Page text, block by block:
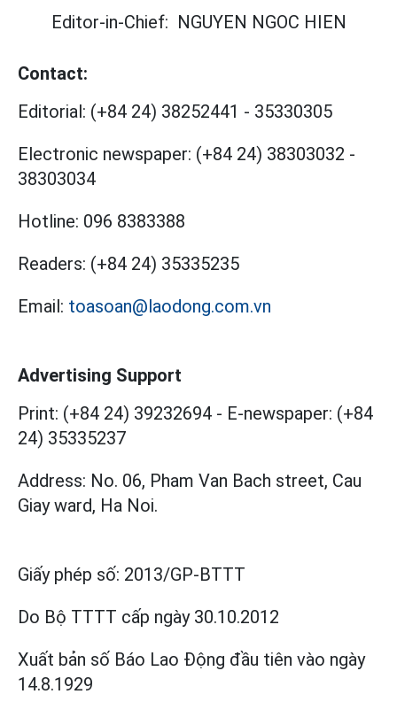
Editor-in-Chief: NGUYEN NGOC HIEN
Contact:
Editorial: (+84 24) 38252441 - 35330305
Electronic newspaper: (+84 24) 38303032 -
38303034
Hotline: 096 8383388
Readers: (+84 24) 35335235
Email: toasoan@laodong.com.vn
Advertising Support
Print: (+84 24) 39232694 - E-newspaper: (+84
24) 35335237
Address: No. 06, Pham Van Bach street, Cau
Giay ward, Ha Noi.
Giấy phép số: 2013/GP-BTTT
Do Bộ TTTT cấp ngày 30.10.2012
Xuất bản số Báo Lao Động đầu tiên vào ngày
14.8.1929